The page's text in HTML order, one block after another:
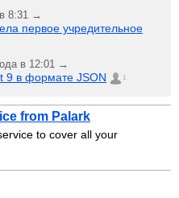
8:31 →
первое учредительное
в 12:01 →
9 в формате JSON 1
from Palark
to cover all your